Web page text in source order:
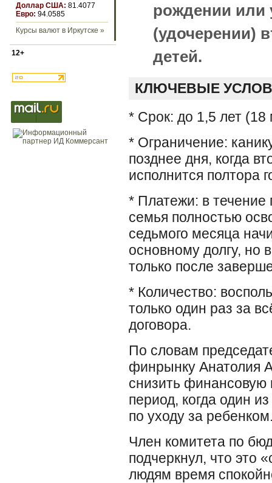
Доллар США: 81.4077
Евро: 94.0585
Курсы валют в Иркутске »
12+
рождении или
(удочерении)
детей.
КЛЮЧЕВЫЕ
* Срок: до 1,5 лет (18
* Ограничение:
позднее дня, когда
исполнится полтора
* Платежи: в течение
семья полностью
седьмого месяца
основному долгу, но
только после
* Количество:
только один раз за
договора.
По словам
финрынку Анатолия
снизить финансовую
период, когда один
по уходу за
Член комитета по
подчеркнул, что это
людям время